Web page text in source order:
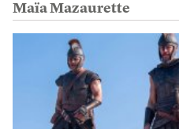
Maïa Mazaurette